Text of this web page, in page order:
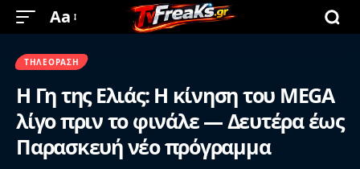
Aa
ΤΗΛΕΌΡΑΣΗ
Η Γη της Ελιάς: Η κίνηση του MEGA
λίγο πριν το φινάλε — Δευτέρα έως
Παρασκευή νέο πρόγραμμα